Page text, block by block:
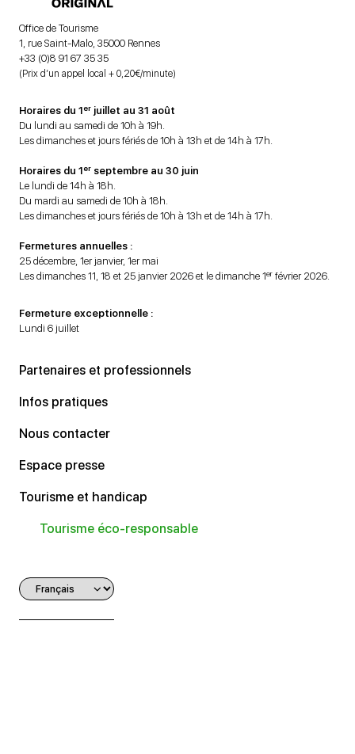
Office de Tourisme
1, rue Saint-Malo, 35000 Rennes
+33 (0)8 91 67 35 35
(Prix d’un appel local + 0,20€/minute)
Horaires du 1er juillet au 31 août
Du lundi au samedi de 10h à 19h.
Les dimanches et jours fériés de 10h à 13h et de 14h à 17h.
Horaires du 1er septembre au 30 juin
Le lundi de 14h à 18h.
Du mardi au samedi de 10h à 18h.
Les dimanches et jours fériés de 10h à 13h et de 14h à 17h.
Fermetures annuelles :
25 décembre, 1er janvier, 1er mai
Les dimanches 11, 18 et 25 janvier 2026 et le dimanche 1er février 2026.
Fermeture exceptionnelle :
Lundi 6 juillet
Partenaires et professionnels
Infos pratiques
Nous contacter
Espace presse
Tourisme et handicap
Tourisme éco-responsable